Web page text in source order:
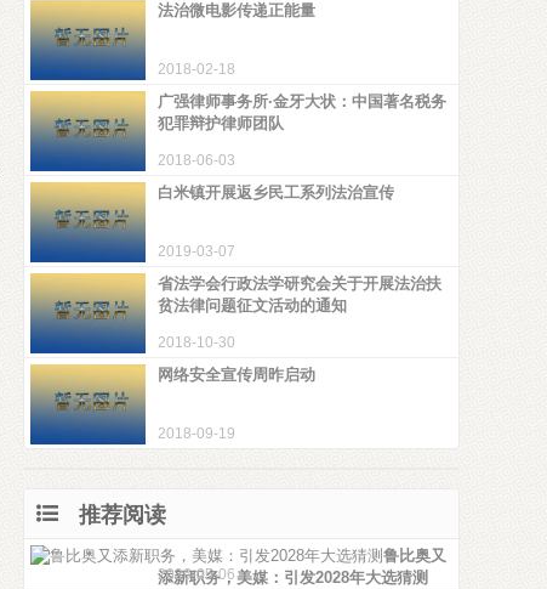
法治微电影传递正能量
2018-02-18
广强律师事务所·金牙大状：中国著名税务
犯罪辩护律师团队
2018-06-03
白米镇开展返乡民工系列法治宣传
2019-03-07
省法学会行政法学研究会关于开展法治扶
贫法律问题征文活动的通知
2018-10-30
网络安全宣传周昨启动
2018-09-19
推荐阅读
鲁比奥又
添新职务，美媒：引发2028年大选猜测
2026-05-06